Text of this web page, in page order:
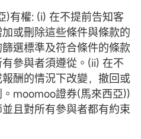
)有權: (i) 在不提前告知客
或刪除這些條件與條款的
選標準及符合條件的條款
參與者須遵從。(ii) 在不
酬的情況下改變，撤回或
moomoo證券(馬來西亞))
且對所有參與者都有約束